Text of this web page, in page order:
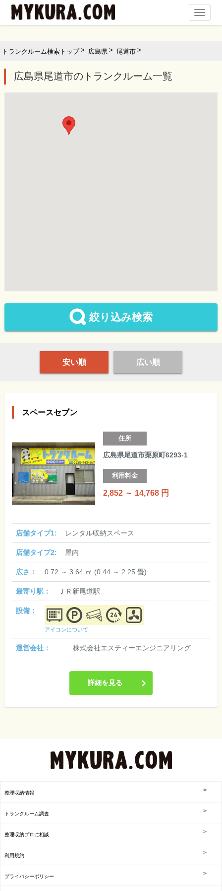
トランクルーム検索トップ 広島県 尾道市
広島県尾道市のトランクルーム一覧
絞り込み検索
安い順 広い順
スペースセブン
住所
広島県尾道市栗原町6293-1
利用料金
2,852 ～ 14,768 円
店舗タイプ1: レンタル収納スペース
店舗タイプ2: 屋内
広さ： 0.72 ～ 3.64 ㎡ (0.44 ～ 2.25 畳)
最寄り駅： ＪＲ新尾道駅
設備：
アイコンについて
運営会社： 株式会社エスティーエンジニアリング
詳細を見る
整理収納情報
トランクルーム調査
整理収納プロに相談
利用規約
プライバシーポリシー